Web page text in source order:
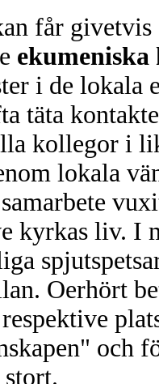
får givetvis
ekumeniska
i de lokala
täta
kollegor i
lokala
kyrkas liv. I
Oerhört
och